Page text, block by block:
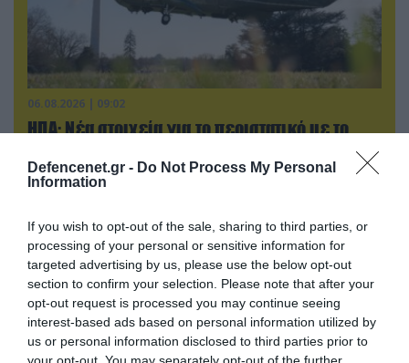
Defencenet.gr - Do Not Process My Personal
Information
If you wish to opt-out of the sale, sharing to third parties, or
processing of your personal or sensitive information for
targeted advertising by us, please use the below opt-out
section to confirm your selection. Please note that after your
opt-out request is processed you may continue seeing
interest-based ads based on personal information utilized by
us or personal information disclosed to third parties prior to
your opt-out. You may separately opt-out of the further
06.08.2026 | 09:02
ΗΠΑ: Nέα στοιχεία για το περιστατικό με το
προεδρικό ελικόπτερο Marine One – Βρέθηκε
δίπλα σε επιβατικό αεροσκάφος
ΠΟΛΙΤΙΚΗ